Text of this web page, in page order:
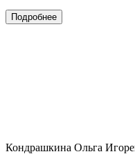
Подробнее
Кондрашкина Ольга